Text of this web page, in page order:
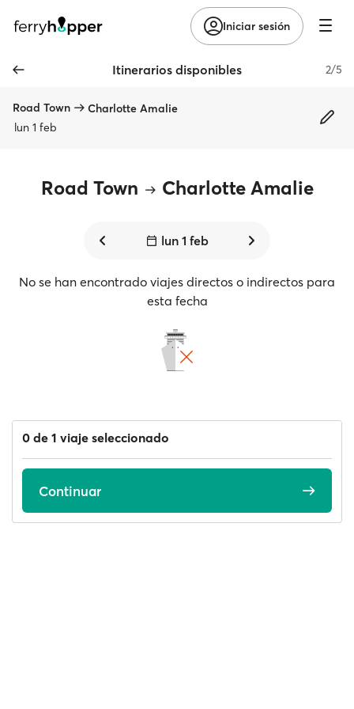
Iniciar sesión
Itinerarios disponibles 2/5
Road Town
Charlotte Amalie
lun 1 feb
Road Town Charlotte Amalie
lun 1 feb
No se han encontrado viajes directos o indirectos para
esta fecha
0 de 1 viaje seleccionado
Continuar